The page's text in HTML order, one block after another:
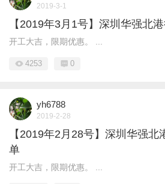
2019-3-1
【2019年3月1号】深圳华强北
开工大吉，限期优惠。 ...
4253 0
yh6788
2019-2-28
【2019年2月28号】深圳华强
单
开工大吉，限期优惠。 ...